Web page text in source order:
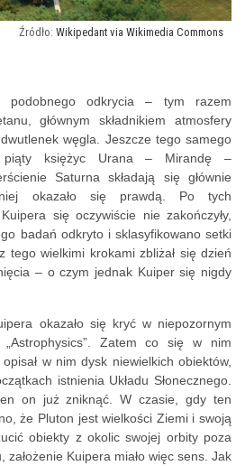
Wikipedant via Wikimedia Commons
podobnego odkrycia – tym razem
głównym składnikiem atmosfery
węgla. Jeszcze tego samego
księżyc Urana – Mirandę –
Saturna składają się głównie
okazało się prawdą. Po tych
się oczywiście nie zakończyły,
badań odkryto i sklasyfikowano setki
tego wielkimi krokami zbliżał się dzień
– o czym jednak Kuiper się nigdy
okazało się kryć w niepozornym
Zatem co się w nim
w nim dysk niewielkich obiektów,
istnienia Układu Słonecznego.
on już zniknąć. W czasie, gdy ten
że Pluton jest wielkości Ziemi i swoją
obiekty z okolic swojej orbity poza
założenie Kuipera miało więc sens. Jak